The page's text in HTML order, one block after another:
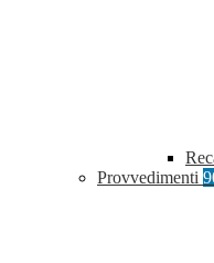
Provvedimenti